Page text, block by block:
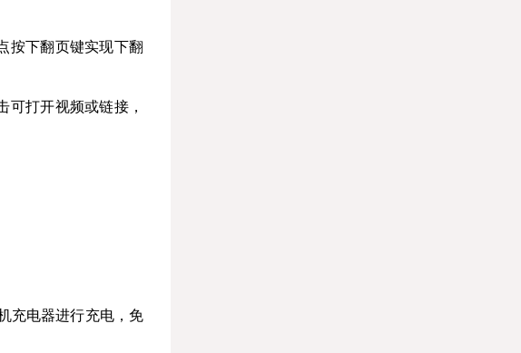
按下翻页键实现下翻
可打开视频或链接，
充电器进行充电，免